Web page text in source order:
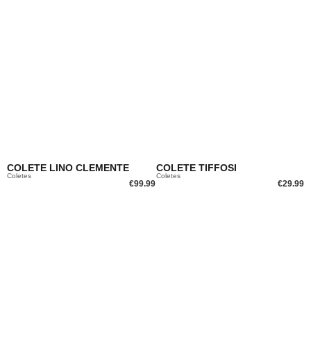
COLETE LINO CLEMENTE
Coletes
€99.99
COLETE TIFFOSI
Coletes
€29.99